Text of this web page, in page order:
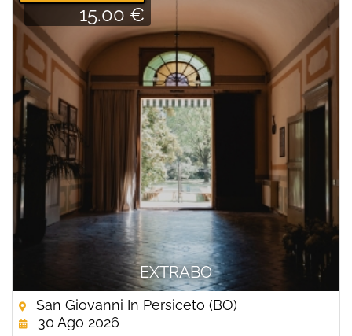
EXTRABO
15.00 €
San Giovanni In Persiceto (BO)
30 Ago 2026